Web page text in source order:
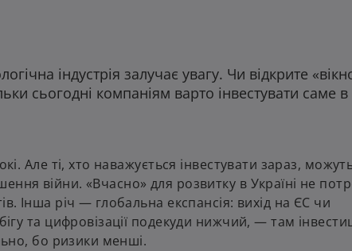
індустрія залучає увагу. Чи відкрите
сьогодні компаніям варто інвестувати саме в
Але ті, хто наважується інвестувати зараз,
війни. «Вчасно» для розвитку в Україні не
Інша річ — глобальна експансія: вихід на ЄС чи
та цифровізації подекуди нижчий, — там
бо ризики менші.